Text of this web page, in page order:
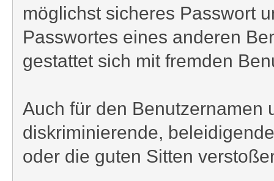
möglichst sicheres Passwort
Passwortes eines anderen
gestattet sich mit fremden
Auch für den Benutzernamen
diskriminierende,
oder die guten Sitten